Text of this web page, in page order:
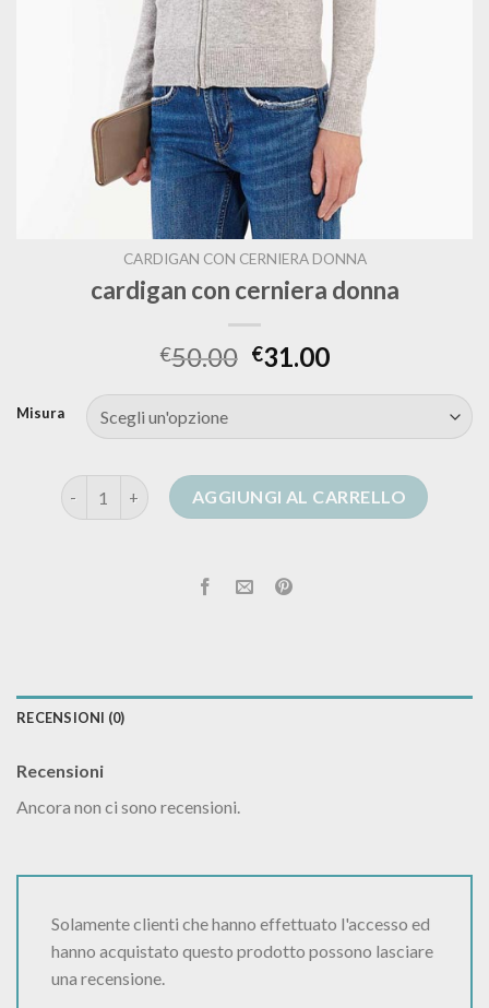
CARDIGAN CON CERNIERA DONNA
cardigan con cerniera donna
€50.00 €31.00
Misura
cardigan con cerniera donna quantità
AGGIUNGI AL CARRELLO
RECENSIONI (0)
Recensioni
Ancora non ci sono recensioni.
Solamente clienti che hanno effettuato l'accesso ed
hanno acquistato questo prodotto possono lasciare
una recensione.